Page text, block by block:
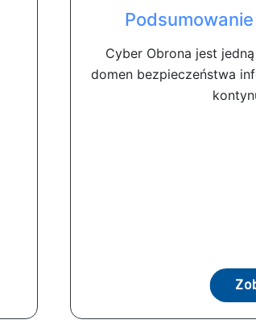
Cyber ​​Obrona jest
domen bezpieczeństwa